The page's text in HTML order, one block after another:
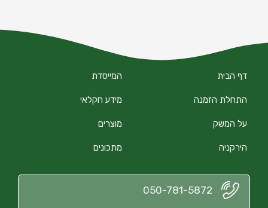
דף הבית
התחלת הזמנה
על המשק
הירקניה
המייסדת
מידע חקלאי
מוצרים
מתכונים
050-781-5872